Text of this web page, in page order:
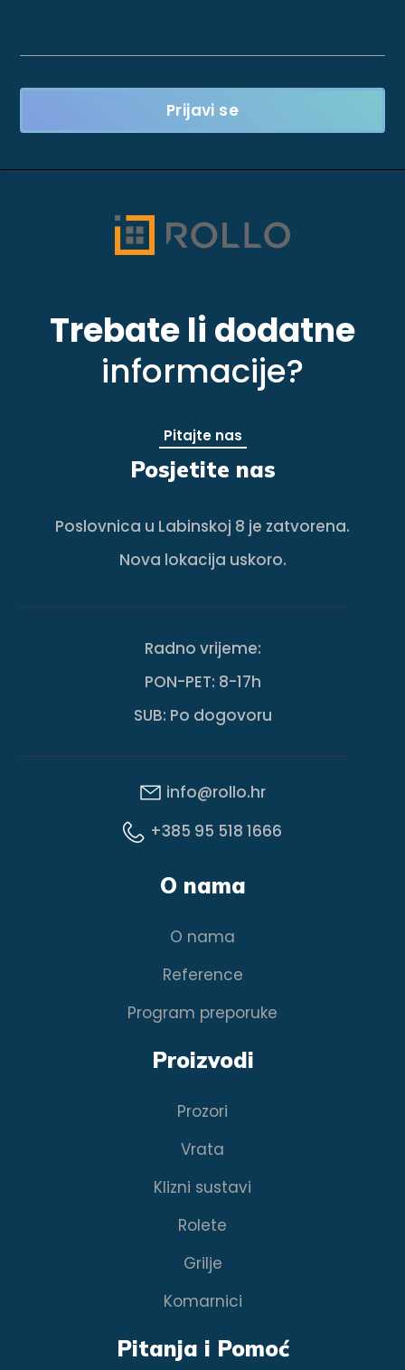
Trebate li dodatne
informacije?
Pitajte nas
Posjetite nas
Poslovnica u Labinskoj 8 je zatvorena.
Nova lokacija uskoro.
Radno vrijeme:
PON-PET: 8-17h
SUB: Po dogovoru
info@rollo.hr
+385 95 518 1666
O nama
O nama
Reference
Program preporuke
Proizvodi
Prozori
Vrata
Klizni sustavi
Rolete
Grilje
Komarnici
Pitanja i Pomoć